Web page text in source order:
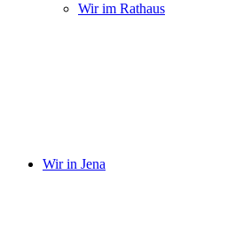
Wir im Rathaus
Wir in Jena